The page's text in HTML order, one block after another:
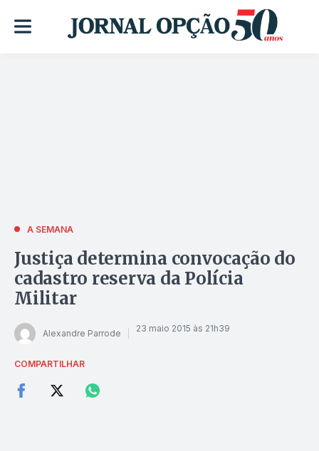
A SEMANA
Justiça determina convocação do
cadastro reserva da Polícia
Militar
Alexandre Parrode 23 maio 2015 às 21h39
COMPARTILHAR